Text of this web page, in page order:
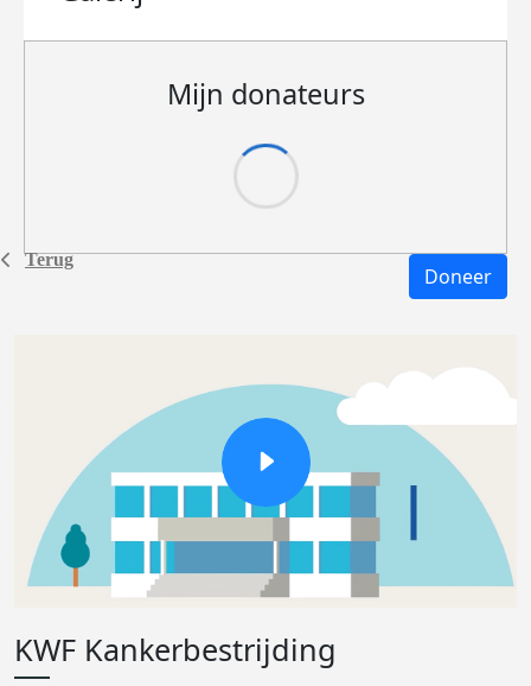
Terug
Mijn donateurs
Doneer
KWF Kankerbestrijding